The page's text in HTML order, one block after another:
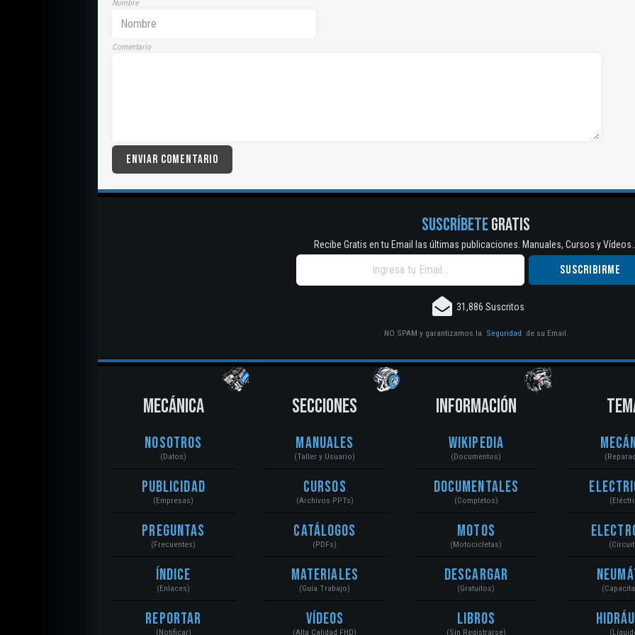
Nombre
Comentario
SUSCRÍBETEGRATIS
Recibe Gratis en tu Email las últimas publicaciones. Manuales, Cursos y
31,886 Suscritos
NO SPAM y garantizamos la Seguridad de su Email.
MECÁNICA
Nosotros
(Datos)
Publicidad
(Empresas)
Preguntas
(Frecuentes)
Índice
(Enlaces)
Reportar
(Notificar)
SECCIONES
Manuales
(Taller y Usuario)
Cursos
(Archivos PPTs)
Catálogos
(PDFs)
Materiales
(Guía Trabajo)
Vídeos
(Alta Calidad FHD)
INFORMACIÓN
Wikipedia
(Documentos)
Documentales
(Completos)
Motos
(Motocicletas)
Descargar
(Gratuitos)
Libros
(Sin Registrarse)